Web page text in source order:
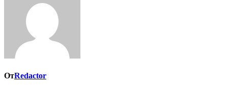
ОтRedactor